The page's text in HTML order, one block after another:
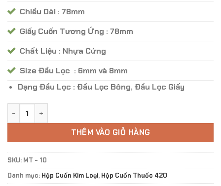
Chiều Dài : 78mm
Giấy Cuốn Tương Ứng : 78mm
Chất Liệu : Nhựa Cứng
Size Đầu Lọc : 6mm và 8mm
Dạng Đầu Lọc : Đầu Lọc Bông, Đầu Lọc Giấy
THÊM VÀO GIỎ HÀNG
SKU: MT - 10
Danh mục: Hộp Cuốn Kim Loại, Hộp Cuốn Thuốc 420